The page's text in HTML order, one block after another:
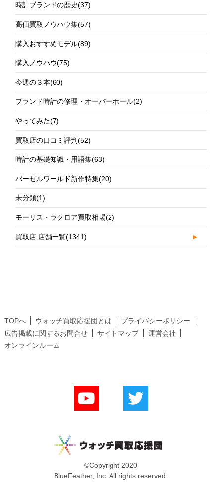
時計ブランドの歴史(37)
高価買取ノウハウ集(57)
購入おすすめモデル(89)
購入ノウハウ(75)
今週の３本(60)
ブランド時計の修理・オーバーホール(2)
やってみた(7)
買取店の口コミ評判(52)
時計の基礎知識・用語集(63)
バーゼルワールド新作特集(20)
未分類(1)
モーリス・ラクロア買取相場(2)
買取店 店舗一覧(1341) ►
TOPへ ウォッチ買取応援団とは
プライバシーポリシー
広告掲載に関するお問合せ
サイトマップ
運営会社
オンラインルーム
©Copyright 2020
BlueFeather, Inc. All rights reserved.